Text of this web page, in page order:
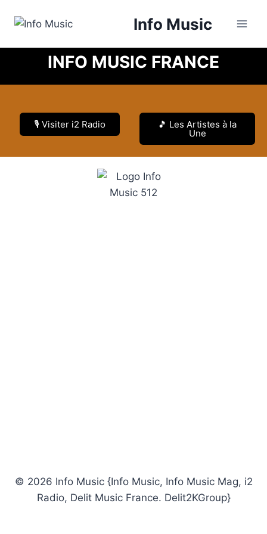
Info Music
INFO MUSIC FRANCE
🎙️ Visiter i2 Radio 🎵 Les Artistes à la
Une
© 2026 Info Music {Info Music, Info Music Mag, i2
Radio, Delit Music France. Delit2KGroup}